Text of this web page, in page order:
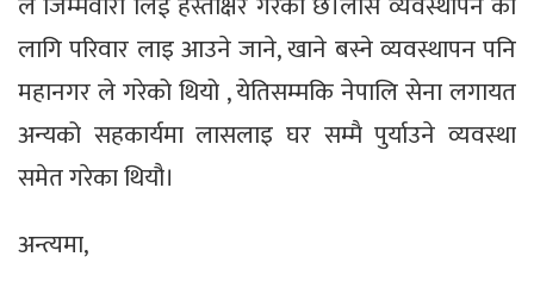
लागि परिवार लाइ आउने जाने, खाने बस्ने व्यवस्थापन पनि
महानगर ले गरेको थियो , येतिसम्मकि नेपालि सेना लगायत
अन्यको सहकार्यमा लासलाइ घर सम्मै पुर्याउने व्यवस्था
समेत गरेका थियौ।
अन्त्यमा,